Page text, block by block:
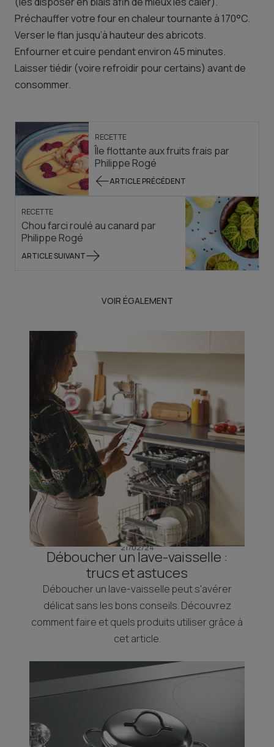
Préchauffer votre four en chaleur tournante à 170°C.
Verser le flan jusqu’à hauteur des abricots.
Enfourner et cuire pendant environ 45 minutes.
Laisser tiédir (voire refroidir pour certains) avant de
consommer.
RECETTE
Île flottante aux fruits frais par
Philippe Rogé
ARTICLE PRÉCÉDENT
RECETTE
Chou farci roulé au canard par
Philippe Rogé
ARTICLE SUIVANT
VOIR ÉGALEMENT
21/02/24
Déboucher un lave-vaisselle :
trucs et astuces
Déboucher un lave-vaisselle peut s'avérer
délicat sans les bons conseils. Découvrez
comment faire et quels produits utiliser grâce à
cet article.